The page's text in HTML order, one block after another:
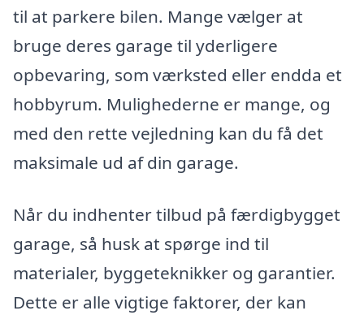
til at parkere bilen. Mange vælger at
bruge deres garage til yderligere
opbevaring, som værksted eller endda et
hobbyrum. Mulighederne er mange, og
med den rette vejledning kan du få det
maksimale ud af din garage.
Når du indhenter tilbud på færdigbygget
garage, så husk at spørge ind til
materialer, byggeteknikker og garantier.
Dette er alle vigtige faktorer, der kan